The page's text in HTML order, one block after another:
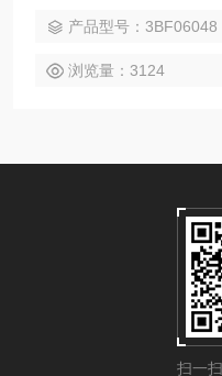
制剂、标准品、抗菌素等
产品型号：3BF06048
浏览量：3124
扫一